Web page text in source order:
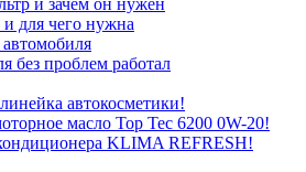
и зачем он нужен
и для чего нужна
без проблем работал
автокосметики!
масло Top Tec 6200 0W-20!
KLIMA REFRESH!